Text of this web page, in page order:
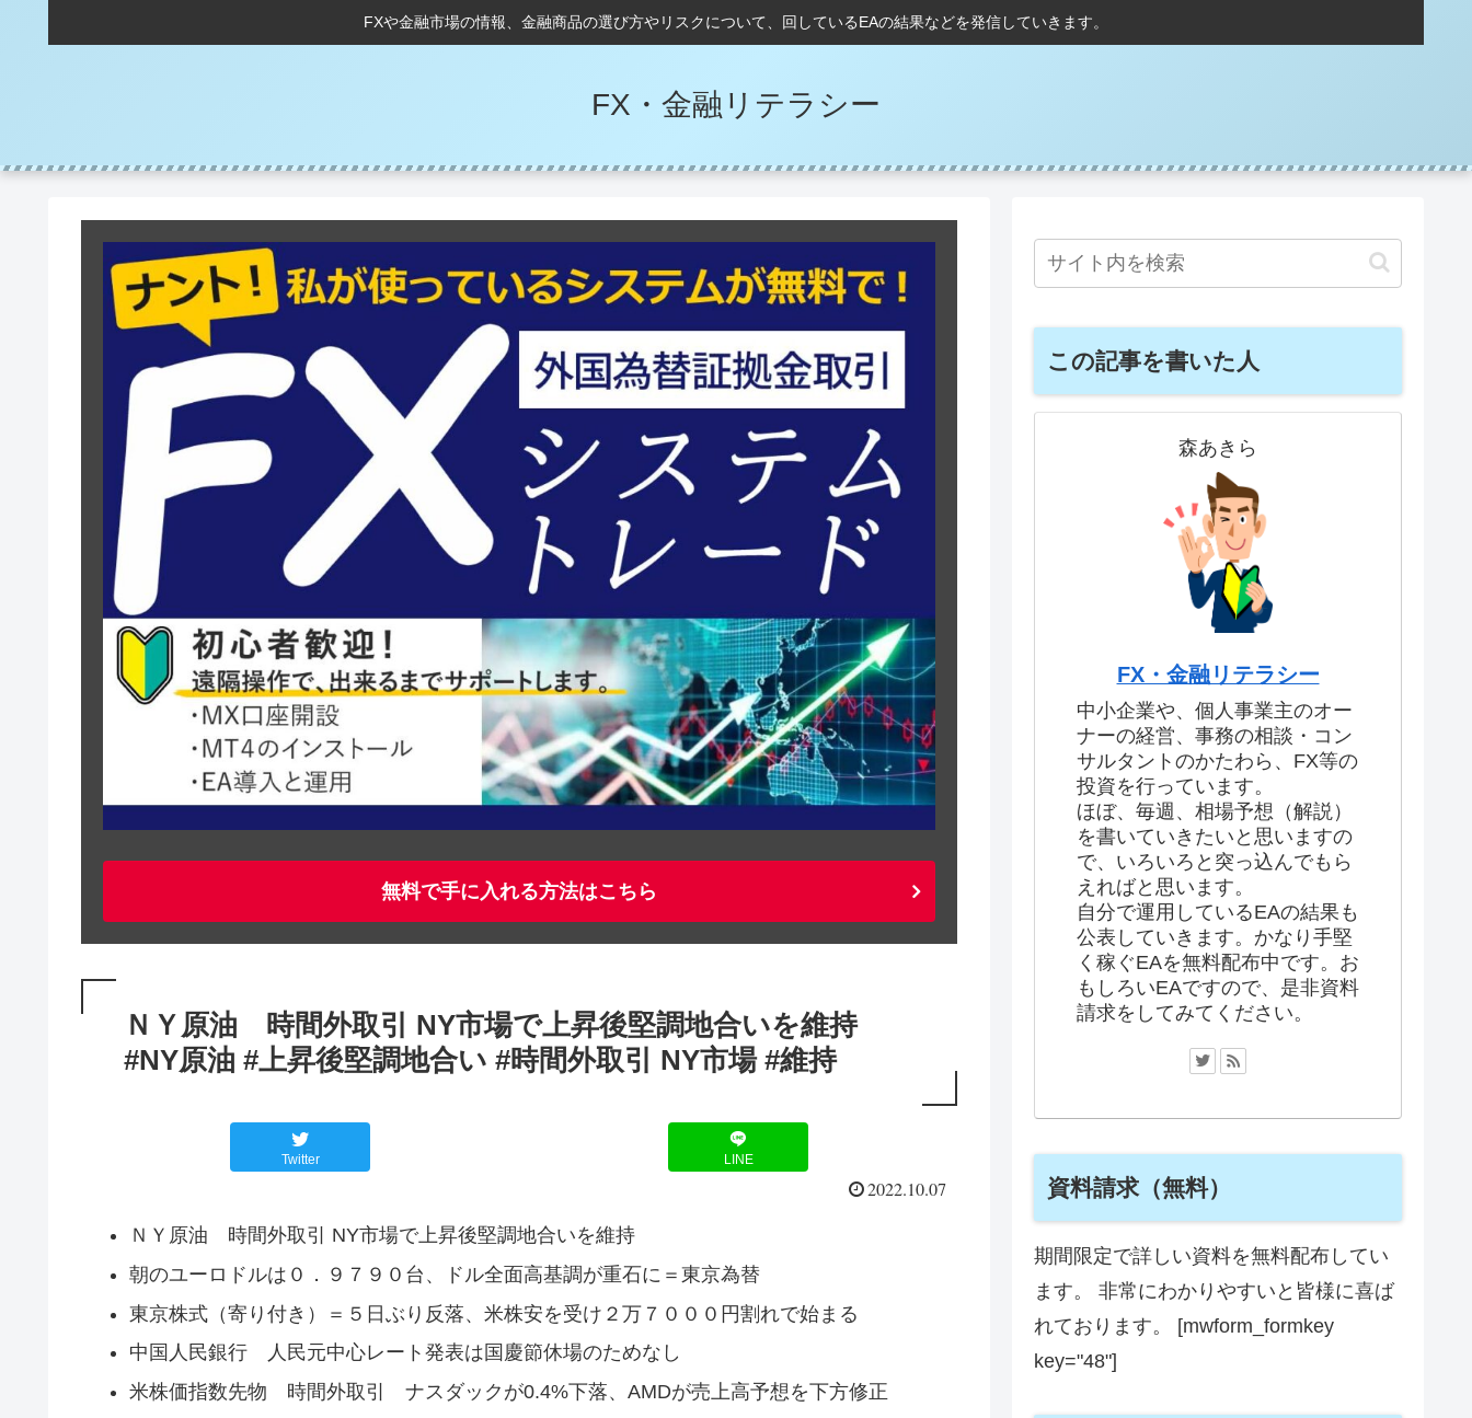
FXや金融市場の情報、金融商品の選び方やリスクについて、回しているEAの結果などを発信していきます。
FX・金融リテラシー
無料で手に入れる方法はこちら
ＮＹ原油 時間外取引 NY市場で上昇後堅調地合いを維持
#NY原油 #上昇後堅調地合い #時間外取引 NY市場 #維持
Twitter LINE
2022.10.07
ＮＹ原油 時間外取引 NY市場で上昇後堅調地合いを維持
朝のユーロドルは０．９７９０台、ドル全面高基調が重石に＝東京為替
東京株式（寄り付き）＝５日ぶり反落、米株安を受け２万７０００円割れで始まる
中国人民銀行 人民元中心レート発表は国慶節休場のためなし
米株価指数先物 時間外取引 ナスダックが0.4%下落、AMDが売上高予想を下方修正
この記事を書いた人
森あきら
FX・金融リテラシー
中小企業や、個人事業主のオー
ナーの経営、事務の相談・コン
サルタントのかたわら、FX等の
投資を行っています。
ほぼ、毎週、相場予想（解説）
を書いていきたいと思いますの
で、いろいろと突っ込んでもら
えればと思います。
自分で運用しているEAの結果も
公表していきます。かなり手堅
く稼ぐEAを無料配布中です。お
もしろいEAですので、是非資料
請求をしてみてください。
資料請求（無料）
期間限定で詳しい資料を無料配布してい
ます。 非常にわかりやすいと皆様に喜ば
れております。 [mwform_formkey
key="48"]